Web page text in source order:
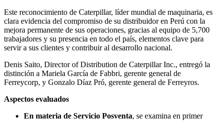
Este reconocimiento de Caterpillar, líder mundial de maquinaria, es
clara evidencia del compromiso de su distribuidor en Perú con la
mejora permanente de sus operaciones, gracias al equipo de 5,700
trabajadores y su presencia en todo el país, elementos clave para
servir a sus clientes y contribuir al desarrollo nacional.
Denis Saito, Director of Distribution de Caterpillar Inc., entregó la
distinción a Mariela García de Fabbri, gerente general de
Ferreycorp, y Gonzalo Díaz Pró, gerente general de Ferreyros.
Aspectos evaluados
En materia de Servicio Posventa, se examina en primer